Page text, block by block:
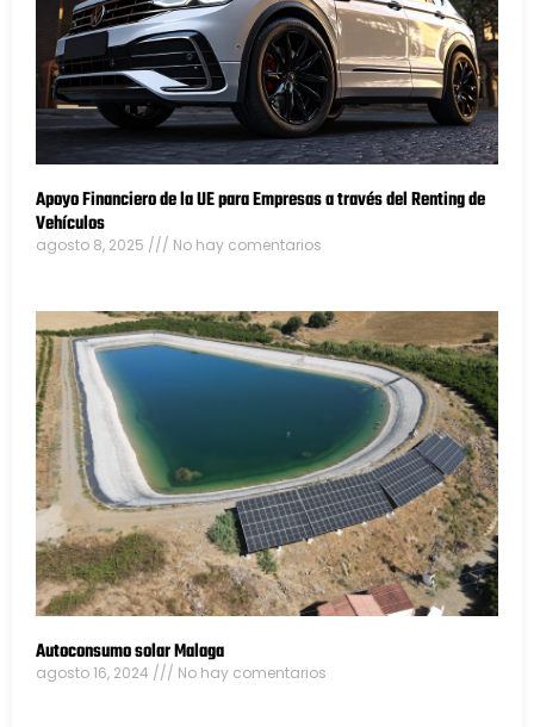
Apoyo Financiero de la UE para Empresas a través del Renting de
Vehículos
agosto 8, 2025 No hay comentarios
Autoconsumo solar Malaga
agosto 16, 2024 No hay comentarios